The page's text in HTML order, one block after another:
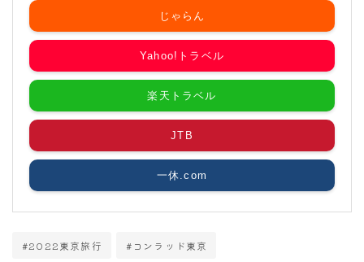
じゃらん
Yahoo!トラベル
楽天トラベル
JTB
一休.com
#2022東京旅行 #コンラッド東京